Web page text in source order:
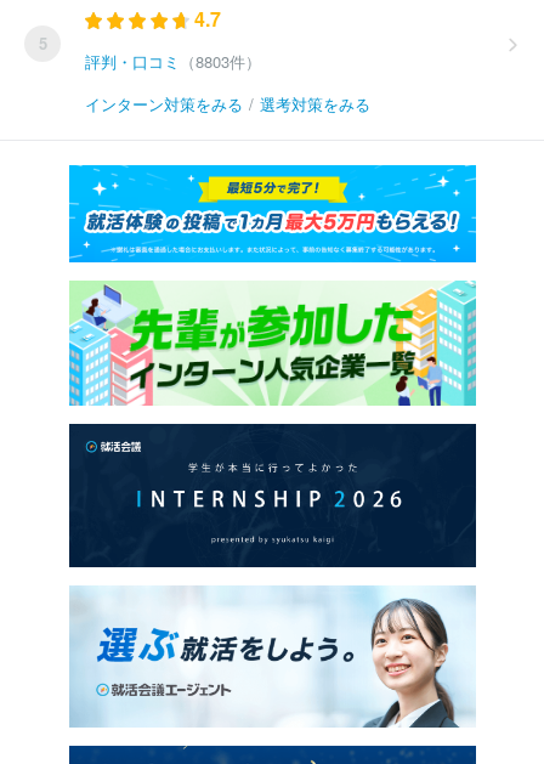
5
4.7
評判・口コミ
（8803件）
インターン対策をみる / 選考対策をみる